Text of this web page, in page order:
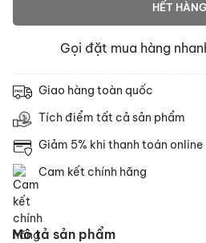
HẾT HÀNG
Gọi đặt mua hàng
Giao hàng toàn quốc
Tích điểm tất cả sản phẩm
Giảm 5% khi thanh toán online
Cam kết chính hãng
Mô tả sản phẩm